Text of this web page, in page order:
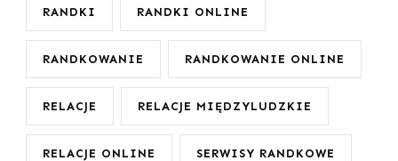
RANDKI RANDKI ONLINE
RANDKOWANIE RANDKOWANIE ONLINE
RELACJE RELACJE MIĘDZYLUDZKIE
RELACJE ONLINE SERWISY RANDKOWE